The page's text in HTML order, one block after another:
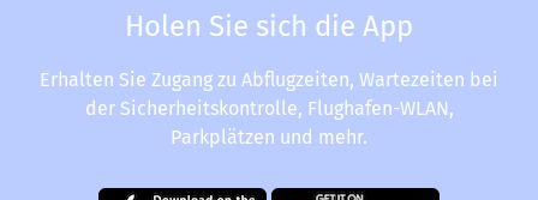
Holen Sie sich die App
Erhalten Sie Zugang zu Abflugzeiten, Wartezeiten bei
der Sicherheitskontrolle, Flughafen-WLAN,
Parkplätzen und mehr.